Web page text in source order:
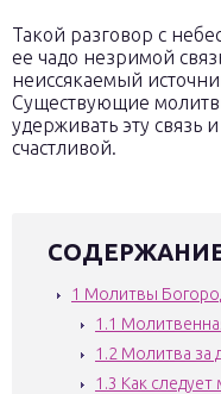
Такой разговор с
ее чадо незримой
неиссякаемый
Существующие
удерживать эту связь
счастливой.
1 Молитвы
1.1
1.2 Молитва за
1.3 Как следует